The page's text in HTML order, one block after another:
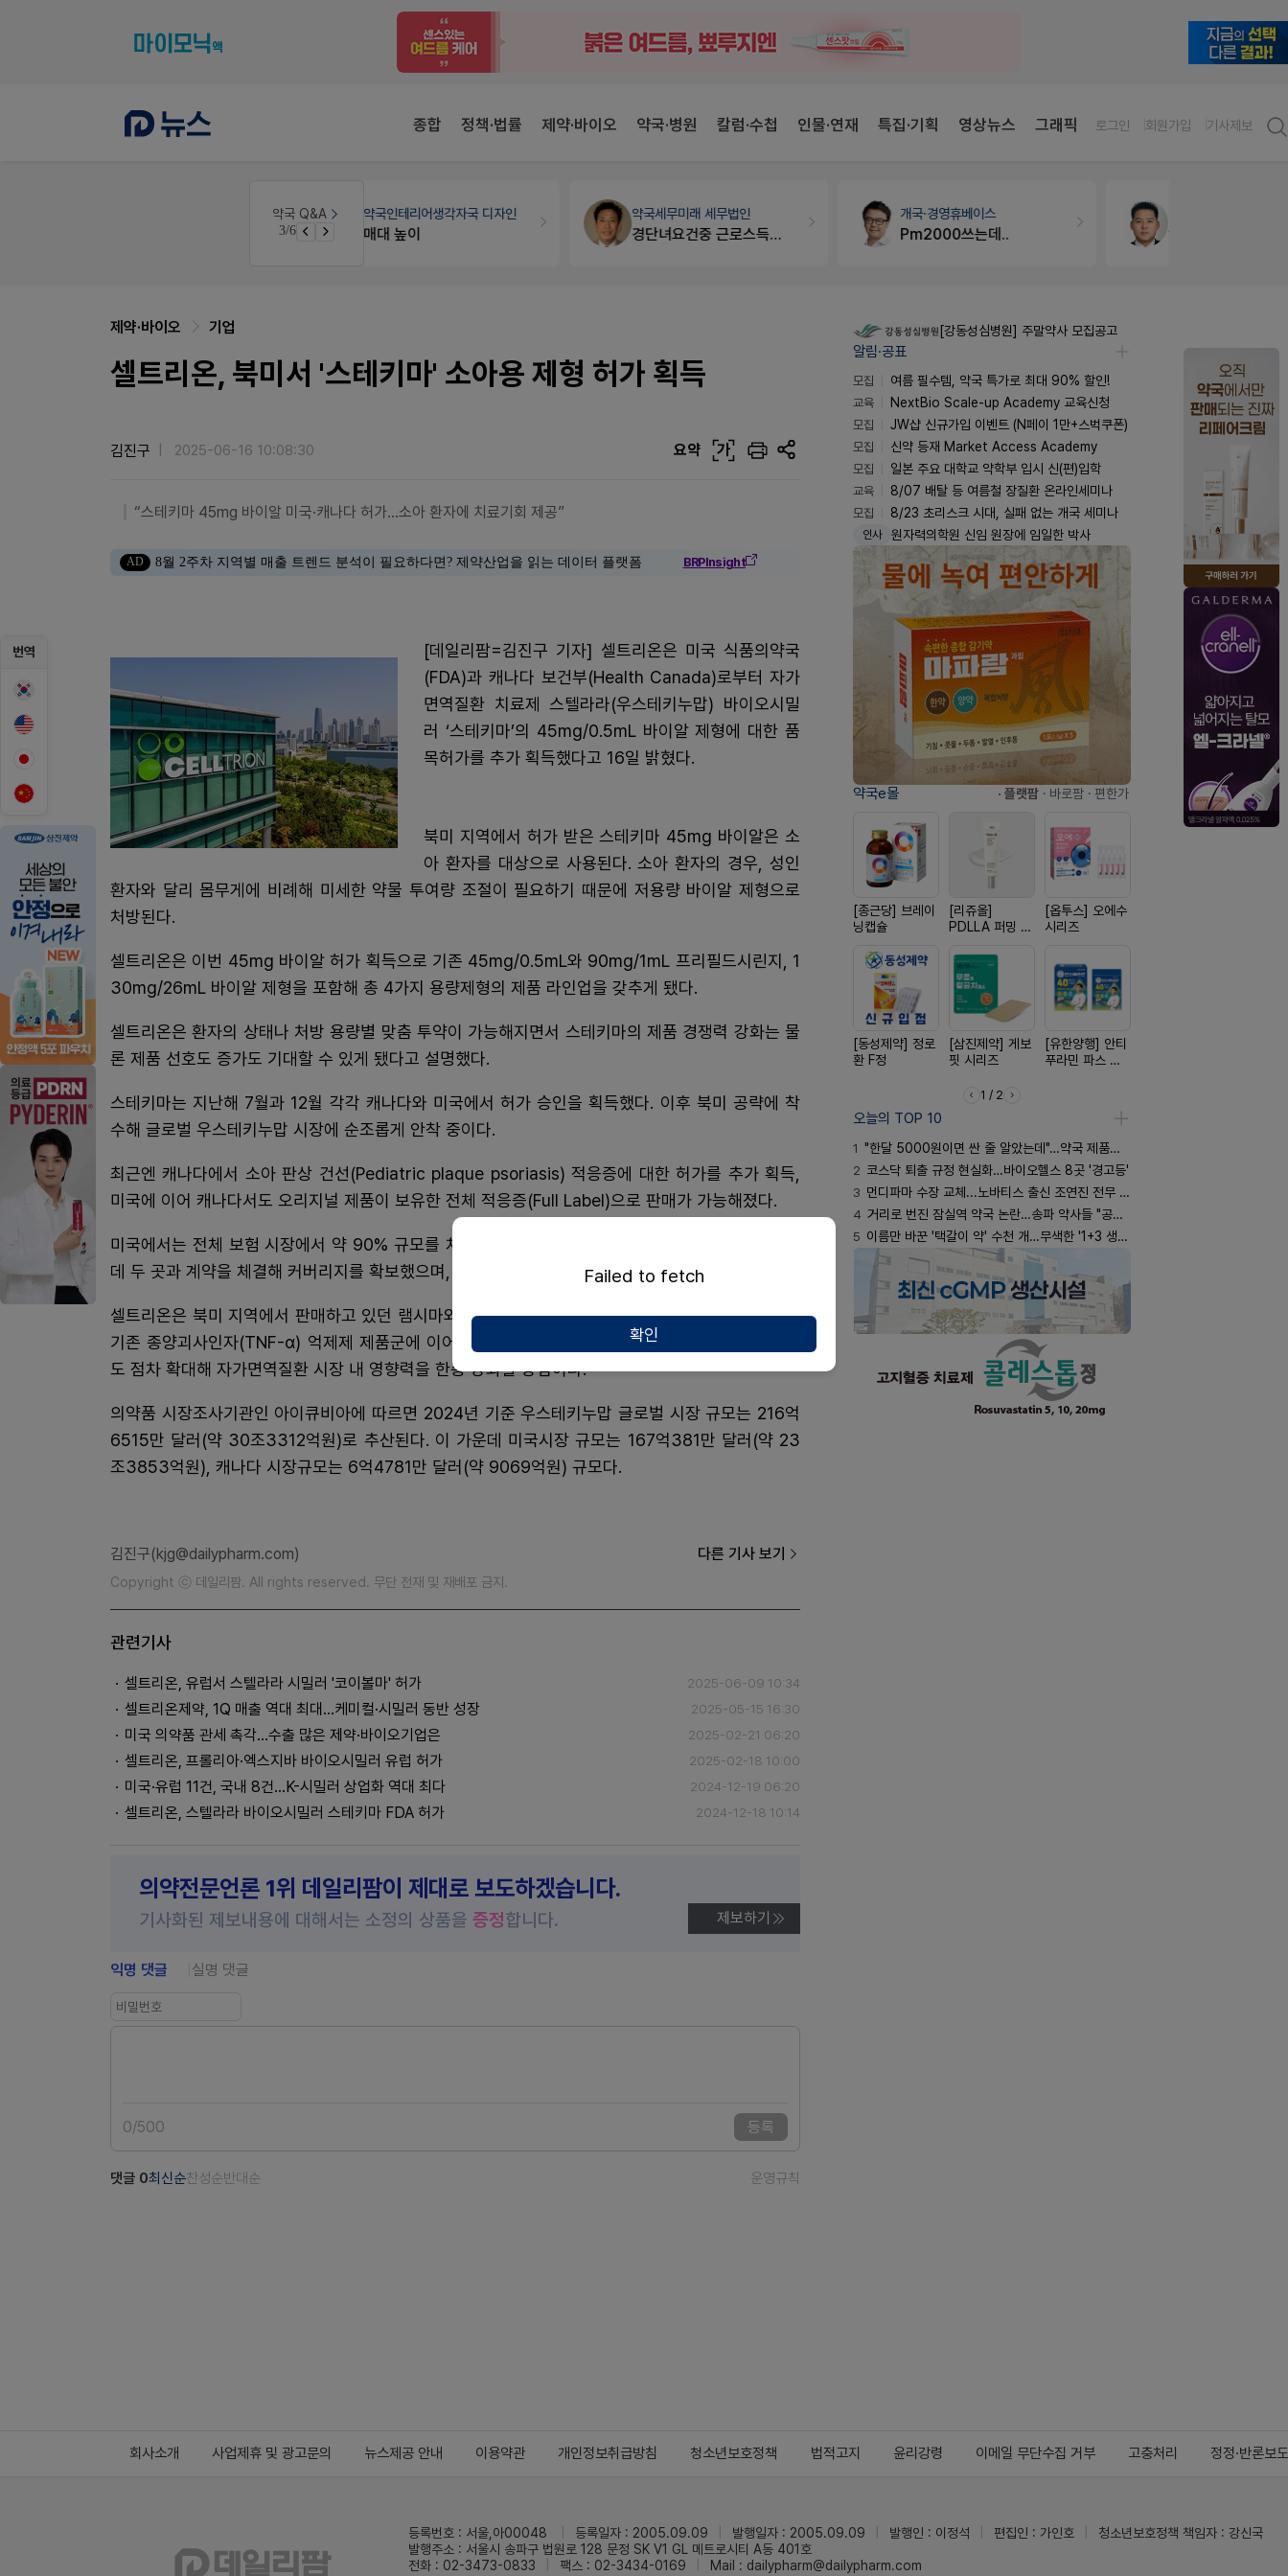
종합 정책·법률 제약·바이오 약국·병원 칼럼·수첩 인물·연재 특집·기획 영상뉴스 그래픽 로그인 회원가입 기사제보
약국 Q&A
3/6
생각자국 디자인 약국세무미래 세무법인 개국·경영휴베이스
Pm2000쓰는데..
약국대출
번역
제약·바이오 기업
셀트리온, 북미서 '스테키마' 소아용 제형 허가 획득
김진구 2025-06-16 10:08:30 요약 가
“스테키마 45mg 바이알 미국·캐나다 허가…소아 환자에 치료기회 제공”
AD 8월 2주차 지역별 매출 트렌드 분석이 필요하다면? 제약산업을 읽는 데이터 플랫폼 BRPInsight
[데일리팜=김진구 기자] 셀트리온은 미국 식품의약국
(FDA)과 캐나다 보건부(Health Canada)로부터 자가
면역질환 치료제 스텔라라(우스테키누맙) 바이오시밀
러 ‘스테키마’의 45mg/0.5mL 바이알 제형에 대한 품
목허가를 추가 획득했다고 16일 밝혔다.
북미 지역에서 허가 받은 스테키마 45mg 바이알은 소
아 환자를 대상으로 사용된다. 소아 환자의 경우, 성인
환자와 달리 몸무게에 비례해 미세한 약물 투여량 조절이 필요하기 때문에 저용량 바이알 제형으로
처방된다.
셀트리온은 이번 45mg 바이알 허가 획득으로 기존 45mg/0.5mL와 90mg/1mL 프리필드시린지, 1
30mg/26mL 바이알 제형을 포함해 총 4가지 용량제형의 제품 라인업을 갖추게 됐다.
셀트리온은 환자의 상태나 처방 용량별 맞춤 투약이 가능해지면서 스테키마의 제품 경쟁력 강화는 물
론 제품 선호도 증가도 기대할 수 있게 됐다고 설명했다.
스테키마는 지난해 7월과 12월 각각 캐나다와 미국에서 허가 승인을 획득했다. 이후 북미 공략에 착
수해 글로벌 우스테키누맙 시장에 순조롭게 안착 중이다.
최근엔 캐나다에서 소아 판상 건선(Pediatric plaque psoriasis) 적응증에 대한 허가를 추가 획득,
미국에 이어 캐나다서도 오리지널 제품이 보유한 전체 적응증(Full Label)으로 판매가 가능해졌다.
미국에서는 전체 보험 시장에서 약 90% 규모를 차지하는 상위 5개 처방약급여관리업체(PBM) 가운
데 두 곳과 계약을 체결해 커버리지를 확보했으며, 다른 PBM과의 협상도 진행 중이다.
셀트리온은 북미 지역에서 판매하고 있던 램시마와 짐펜트라(램시마SC 미국 제품명), 유플라이마 등
기존 종양괴사인자(TNF-α) 억제제 제품군에 이어 스테키마가 속하는 인터루킨 억제제 시장 점유율
도 점차 확대해 자가면역질환 시장 내 영향력을 한층 강화할 방침이다.
의약품 시장조사기관인 아이큐비아에 따르면 2024년 기준 우스테키누맙 글로벌 시장 규모는 216억
6515만 달러(약 30조3312억원)로 추산된다. 이 가운데 미국시장 규모는 167억381만 달러(약 23
조3853억원), 캐나다 시장규모는 6억4781만 달러(약 9069억원) 규모다.
김진구(kjg@dailypharm.com) 다른 기사 보기
Copyright ⓒ 데일리팜. All rights reserved. 무단 전재 및 재배포 금지.
관련기사
셀트리온, 유럽서 스텔라라 시밀러 '코이볼마' 허가 2025-06-09 10:34
셀트리온제약, 1Q 매출 역대 최대…케미컬·시밀러 동반 성장 2025-05-15 16:30
미국 의약품 관세 촉각...수출 많은 제약·바이오기업은 2025-02-21 06:20
셀트리온, 프롤리아·엑스지바 바이오시밀러 유럽 허가 2025-02-18 10:00
미국·유럽 11건, 국내 8건...K-시밀러 상업화 역대 최다 2024-12-19 06:20
셀트리온, 스텔라라 바이오시밀러 스테키마 FDA 허가 2024-12-18 10:14
의약전문언론 1위 데일리팜이 제대로 보도하겠습니다.
기사화된 제보내용에 대해서는 소정의 상품을 증정합니다. 제보하기
익명 댓글 실명 댓글
0/500 등록
댓글 0최신순찬성순반대순 운영규칙
[강동성심병원] 주말약사 모집공고
알림·공표
모집
여름 필수템, 약국 특가로 최대 90% 할인!
교육
NextBio Scale-up Academy 교육신청
모집
JW샵 신규가입 이벤트 (N페이 1만+스벅쿠폰)
모집
신약 등재 Market Access Academy
모집
일본 주요 대학교 약학부 입시 신(편)입학
교육
8/07 배탈 등 여름철 장질환 온라인세미나
모집
8/23 초리스크 시대, 실패 없는 개국 세미나
인사 원자력의학원 신임 원장에 임일한 박사
약국e몰 · 플랫팜 · 바로팜 · 편한가
[종근당] 브레이
닝캡슐
[리쥬올]
PDLLA 퍼밍 크
[옵투스] 오에수
시리즈
[동성제약] 정로
환 F정
[삼진제약] 게보
핏 시리즈
[유한양행] 안티
푸라민 파스 시
1 / 2
오늘의 TOP 10
1 "한달 5000원이면 싼 줄 알았는데"…약국 제품과 비교해보니
2 코스닥 퇴출 규정 현실화…바이오헬스 8곳 '경고등'
3 먼디파마 수장 교체...노바티스 출신 조연진 전무 내정
4 거리로 번진 잠실역 약국 논란…송파 약사들 "공공성 훼손"
5 이름만 바꾼 '택갈이 약' 수천 개…무색한 '1+3 생동'
회사소개 사업제휴 및 광고문의 뉴스제공 안내 이용약관 개인정보취급방침 청소년보호정책 법적고지 윤리강령 이메일 무단수집 거부 고충처리 정정·반론보도
등록번호 : 서울,아00048 등록일자 : 2005.09.09 발행일자 : 2005.09.09 발행인 : 이정석 편집인 : 가인호
청소년보호정책 책임자 : 강신국
발행주소 : 서울시 송파구 법원로 128 문정 SK V1 GL 메트로시티 A동 401호
전화 : 02-3473-0833
팩스 : 02-3434-0169 Mail : dailypharm@dailypharm.com
Failed to fetch
확인